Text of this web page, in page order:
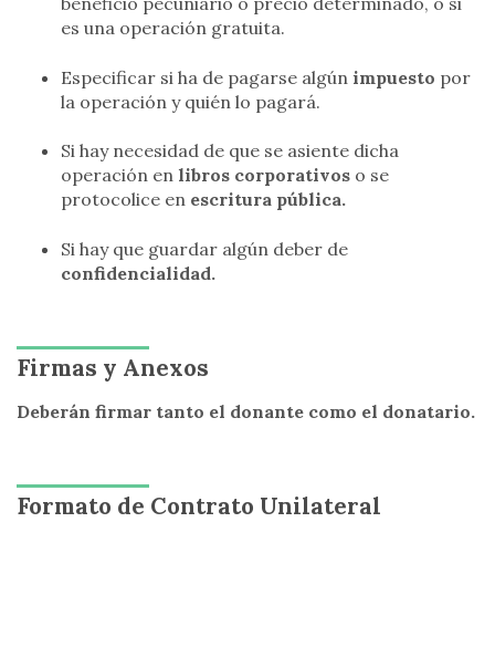
es una operación gratuita.
Especificar si ha de pagarse algún impuesto por
la operación y quién lo pagará.
Si hay necesidad de que se asiente dicha
operación en libros corporativos o se
protocolice en escritura pública.
Si hay que guardar algún deber de
confidencialidad.
Firmas y Anexos
Deberán firmar tanto el donante como el donatario.
Formato de Contrato Unilateral